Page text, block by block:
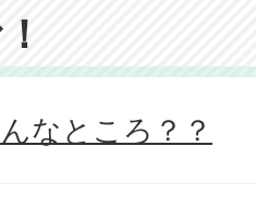
なところ？？